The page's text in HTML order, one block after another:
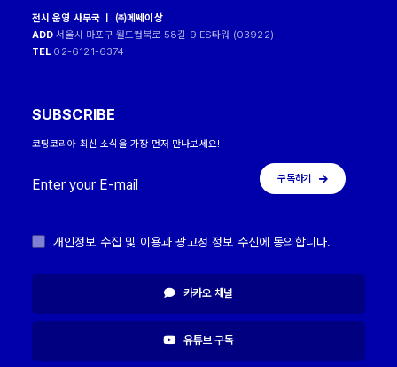
전시 운영 사무국 ㅣ ㈜메쎄이상
ADD 서울시 마포구 월드컵북로 58길 9 ES타워 (03922)
TEL 02-6121-6374
SUBSCRIBE
코팅코리아 최신 소식을 가장 먼저 만나보세요!
구독하기
개인정보 수집 및 이용과 광고성 정보 수신에 동의합니다.
카카오 채널
유튜브 구독